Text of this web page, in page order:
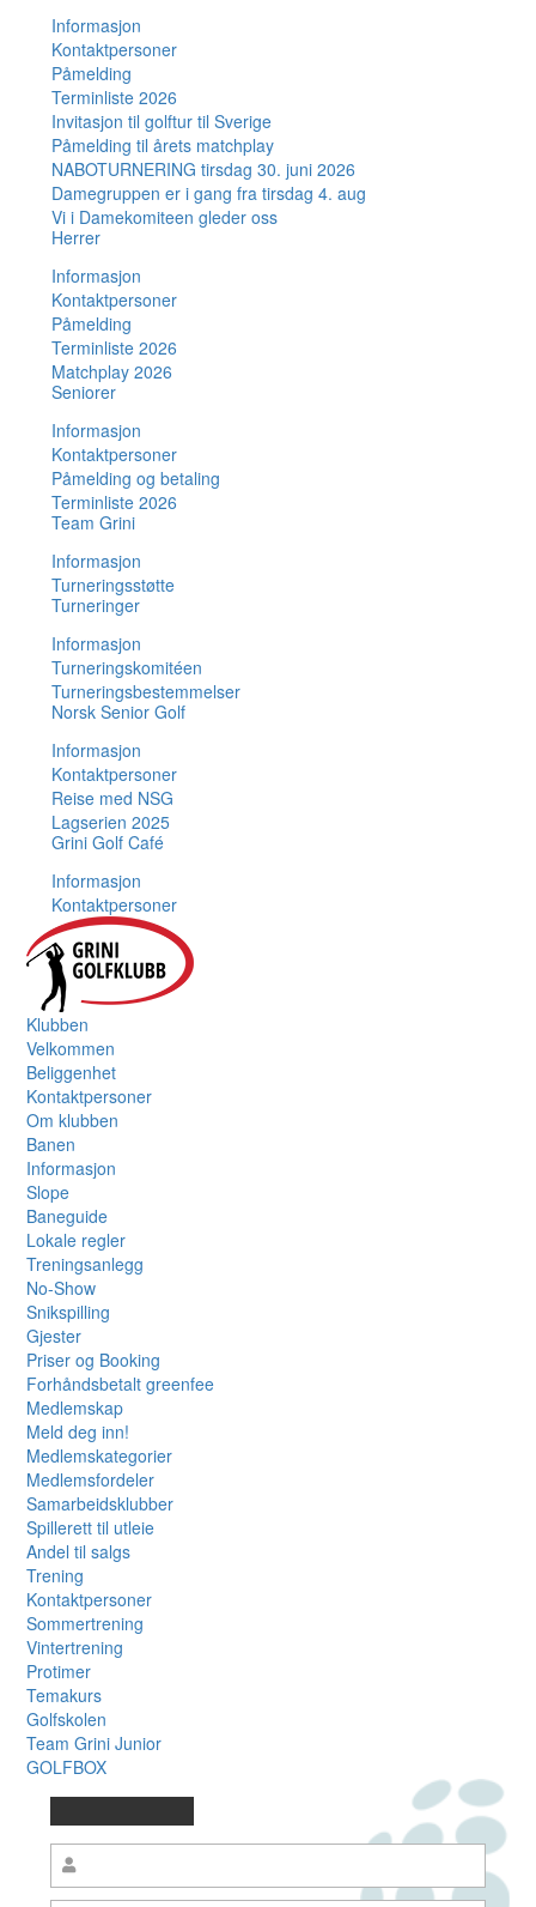
Informasjon
Kontaktpersoner
Påmelding
Terminliste 2026
Invitasjon til golftur til Sverige
Påmelding til årets matchplay
NABOTURNERING tirsdag 30. juni 2026
Damegruppen er i gang fra tirsdag 4. aug
Vi i Damekomiteen gleder oss
Herrer
Informasjon
Kontaktpersoner
Påmelding
Terminliste 2026
Matchplay 2026
Seniorer
Informasjon
Kontaktpersoner
Påmelding og betaling
Terminliste 2026
Team Grini
Informasjon
Turneringsstøtte
Turneringer
Informasjon
Turneringskomitéen
Turneringsbestemmelser
Norsk Senior Golf
Informasjon
Kontaktpersoner
Reise med NSG
Lagserien 2025
Grini Golf Café
Informasjon
Kontaktpersoner
Klubben
Velkommen
Beliggenhet
Kontaktpersoner
Om klubben
Banen
Informasjon
Slope
Baneguide
Lokale regler
Treningsanlegg
No-Show
Snikspilling
Gjester
Priser og Booking
Forhåndsbetalt greenfee
Medlemskap
Meld deg inn!
Medlemskategorier
Medlemsfordeler
Samarbeidsklubber
Spillerett til utleie
Andel til salgs
Trening
Kontaktpersoner
Sommertrening
Vintertrening
Protimer
Temakurs
Golfskolen
Team Grini Junior
GOLFBOX